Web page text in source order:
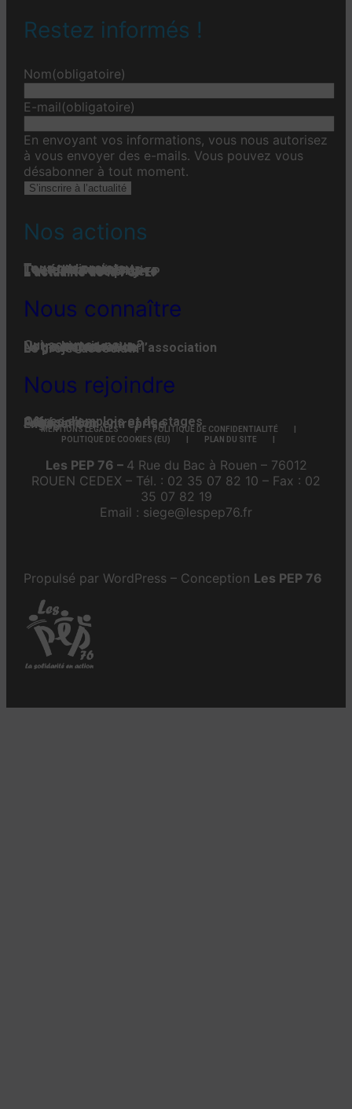
Restez informés !
Nom(obligatoire)
E-mail(obligatoire)
En envoyant vos informations, vous nous autorisez
à vous envoyer des e-mails. Vous pouvez vous
désabonner à tout moment.
S’inscrire à l’actualité
Nos actions
Tous nos projets
Les établissements
Toute l’actualité
L'actualité associative
L’actualité des projets
L’actualité de la FGPEP
Nous connaître
Qui-sommes-nous ?
Notre histoire
Notre organisation
La gouvernance de l’association
Le projet associatif
Nous rejoindre
Offres d’emplois et de stages
Adhésion
Faire un don
Engager son entreprise
MENTIONS LÉGALES
POLITIQUE DE CONFIDENTIALITÉ
POLITIQUE DE COOKIES (EU)
PLAN DU SITE
Les PEP 76 – 4 Rue du Bac à Rouen – 76012
ROUEN CEDEX – Tél. : 02 35 07 82 10 – Fax : 02
35 07 82 19
Email : siege@lespep76.fr
Propulsé par WordPress – Conception Les PEP 76